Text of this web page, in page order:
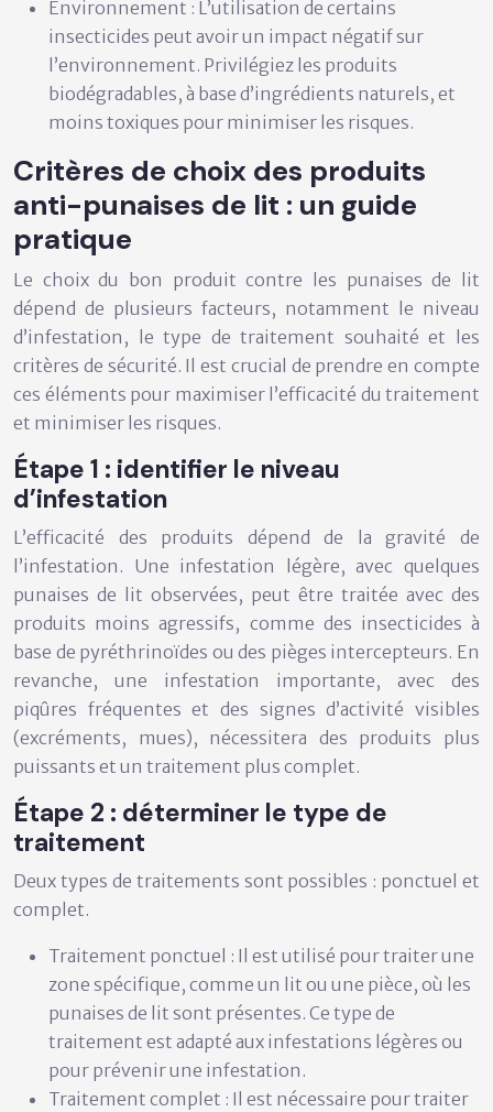
Environnement : L’utilisation de certains
insecticides peut avoir un impact négatif sur
l’environnement. Privilégiez les produits
biodégradables, à base d’ingrédients naturels, et
moins toxiques pour minimiser les risques.
Critères de choix des produits
anti-punaises de lit : un guide
pratique
Le choix du bon produit contre les punaises de lit
dépend de plusieurs facteurs, notamment le niveau
d’infestation, le type de traitement souhaité et les
critères de sécurité. Il est crucial de prendre en compte
ces éléments pour maximiser l’efficacité du traitement
et minimiser les risques.
Étape 1 : identifier le niveau
d’infestation
L’efficacité des produits dépend de la gravité de
l’infestation. Une infestation légère, avec quelques
punaises de lit observées, peut être traitée avec des
produits moins agressifs, comme des insecticides à
base de pyréthrinoïdes ou des pièges intercepteurs. En
revanche, une infestation importante, avec des
piqûres fréquentes et des signes d’activité visibles
(excréments, mues), nécessitera des produits plus
puissants et un traitement plus complet.
Étape 2 : déterminer le type de
traitement
Deux types de traitements sont possibles : ponctuel et
complet.
Traitement ponctuel : Il est utilisé pour traiter une
zone spécifique, comme un lit ou une pièce, où les
punaises de lit sont présentes. Ce type de
traitement est adapté aux infestations légères ou
pour prévenir une infestation.
Traitement complet : Il est nécessaire pour traiter